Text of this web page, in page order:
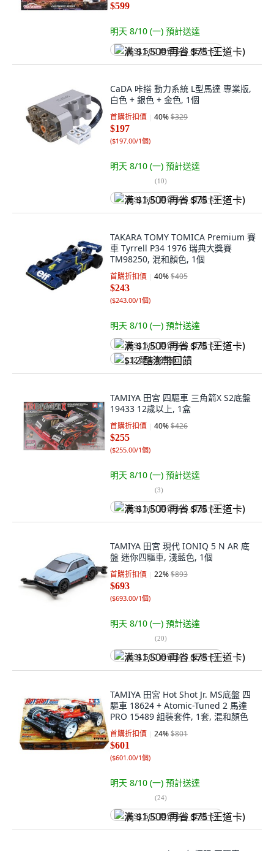
$599
明天 8/10 (一) 預計送達
满 $1,500 再省 $75 (王道卡)
CaDA 咔搭 動力系統 L型馬達 專業版,
白色 + 銀色 + 金色, 1個
首購折扣價 40%$329
$197
($197.00/1個)
明天 8/10 (一) 預計送達
(10)
满 $1,500 再省 $75 (王道卡)
TAKARA TOMY TOMICA Premium 賽
車 Tyrrell P34 1976 瑞典大獎賽
TM98250, 混和顏色, 1個
首購折扣價 40%$405
$243
($243.00/1個)
明天 8/10 (一) 預計送達
满 $1,500 再省 $75 (王道卡)
$12 酷澎幣回饋
TAMIYA 田宮 四驅車 三角箭X S2底盤
19433 12歲以上, 1盒
首購折扣價 40%$426
$255
($255.00/1個)
明天 8/10 (一) 預計送達
(3)
满 $1,500 再省 $75 (王道卡)
TAMIYA 田宮 現代 IONIQ 5 N AR 底
盤 迷你四驅車, 淺藍色, 1個
首購折扣價 22%$893
$693
($693.00/1個)
明天 8/10 (一) 預計送達
(20)
满 $1,500 再省 $75 (王道卡)
TAMIYA 田宮 Hot Shot Jr. MS底盤 四
驅車 18624 + Atomic-Tuned 2 馬達
PRO 15489 組裝套件, 1套, 混和顏色
首購折扣價 24%$801
$601
($601.00/1個)
明天 8/10 (一) 預計送達
(24)
满 $1,500 再省 $75 (王道卡)